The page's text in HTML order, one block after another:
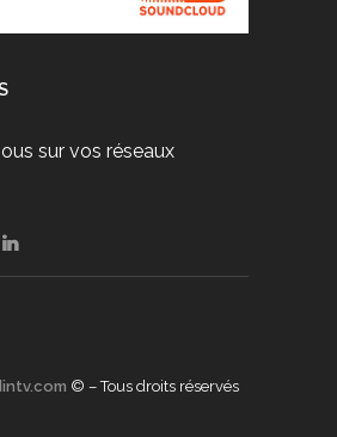
sur vos réseaux
© – Tous droits réservés